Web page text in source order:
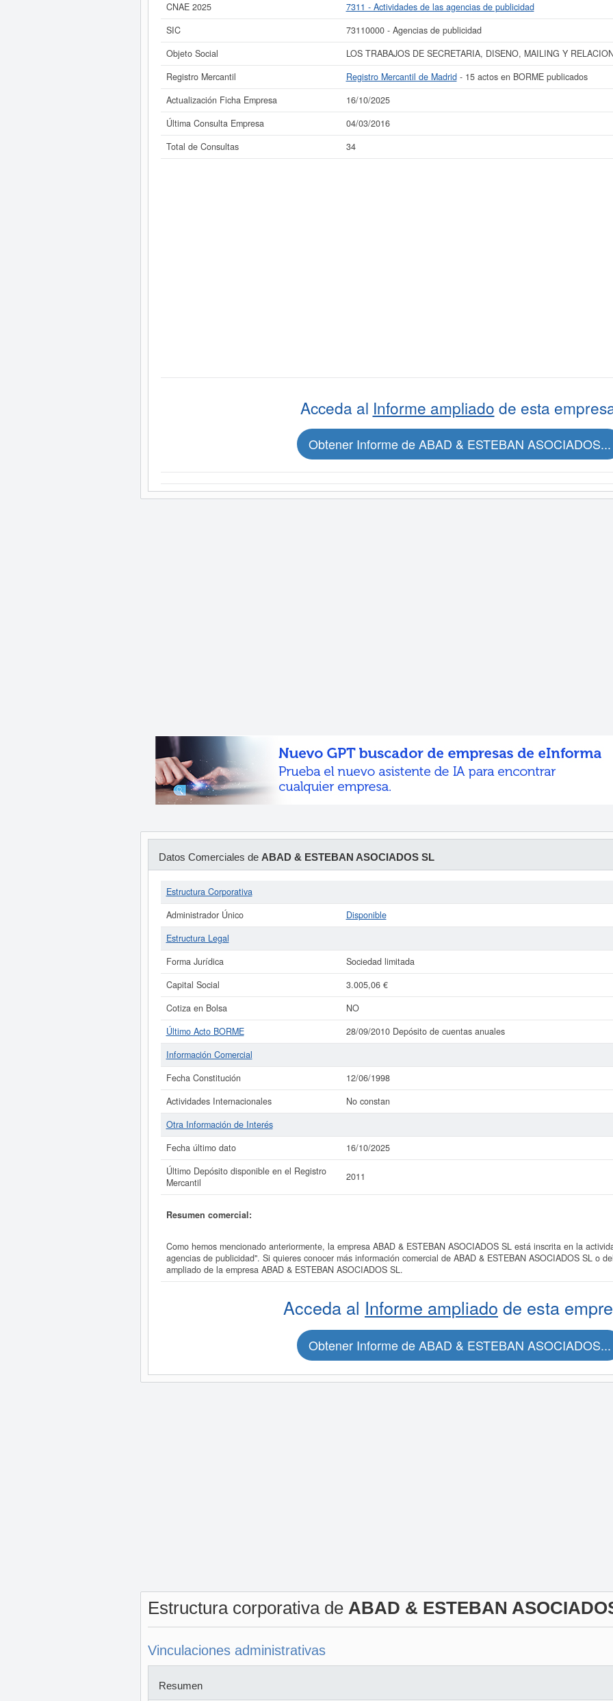
CNAE 2025
7311 - Actividades de las agencias de publicidad
SIC
73110000 - Agencias de publicidad
Objeto Social
LOS TRABAJOS DE SECRETARIA, DISENO, MAILING Y
Registro Mercantil
Registro Mercantil de Madrid- 15 actos en BORME publicados
Actualización Ficha Empresa
16/10/2025
Última Consulta Empresa
04/03/2016
Total de Consultas
34
Acceda al Informe ampliado de esta
Obtener Informe de ABAD & ESTEBAN ASOCIADOS...
Datos Comerciales de ABAD & ESTEBAN ASOCIADOS SL
Estructura Corporativa
Administrador Único
Disponible
Estructura Legal
Forma Jurídica
Sociedad limitada
Capital Social
3.005,06 €
Cotiza en Bolsa
NO
Último Acto BORME
28/09/2010 Depósito de cuentas anuales
Información Comercial
Fecha Constitución
12/06/1998
Actividades Internacionales
No constan
Otra Información de Interés
Fecha último dato
16/10/2025
Último Depósito disponible en el Registro
Mercantil
2011
Resumen comercial:
Como hemos mencionado anteriormente, la empresa ABAD & ESTEBAN ASOCIADOS SL está inscrita en la
agencias de publicidad". Si quieres conocer más información comercial de ABAD & ESTEBAN ASOCIADOS SL o
ampliado de la empresa ABAD & ESTEBAN ASOCIADOS SL.
Acceda al Informe ampliado de esta
Obtener Informe de ABAD & ESTEBAN ASOCIADOS...
Estructura corporativa de ABAD & ESTEBAN
Vinculaciones administrativas
Resumen